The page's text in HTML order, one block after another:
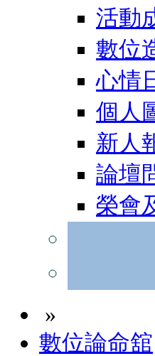
活動
數位
心情
個人
新人
論壇
榮會
»
數位論命舘